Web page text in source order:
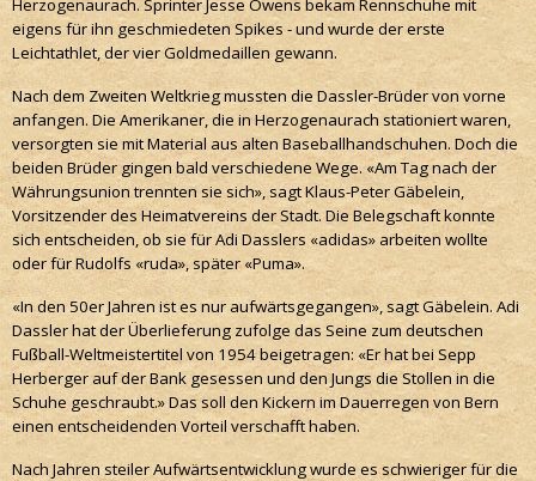
Herzogenaurach. Sprinter Jesse Owens bekam Rennschuhe mit
eigens für ihn geschmiedeten Spikes - und wurde der erste
Leichtathlet, der vier Goldmedaillen gewann.
Nach dem Zweiten Weltkrieg mussten die Dassler-Brüder von vorne
anfangen. Die Amerikaner, die in Herzogenaurach stationiert waren,
versorgten sie mit Material aus alten Baseballhandschuhen. Doch die
beiden Brüder gingen bald verschiedene Wege. «Am Tag nach der
Währungsunion trennten sie sich», sagt Klaus-Peter Gäbelein,
Vorsitzender des Heimatvereins der Stadt. Die Belegschaft konnte
sich entscheiden, ob sie für Adi Dasslers «adidas» arbeiten wollte
oder für Rudolfs «ruda», später «Puma».
«In den 50er Jahren ist es nur aufwärtsgegangen», sagt Gäbelein. Adi
Dassler hat der Überlieferung zufolge das Seine zum deutschen
Fußball-Weltmeistertitel von 1954 beigetragen: «Er hat bei Sepp
Herberger auf der Bank gesessen und den Jungs die Stollen in die
Schuhe geschraubt.» Das soll den Kickern im Dauerregen von Bern
einen entscheidenden Vorteil verschafft haben.
Nach Jahren steiler Aufwärtsentwicklung wurde es schwieriger für die